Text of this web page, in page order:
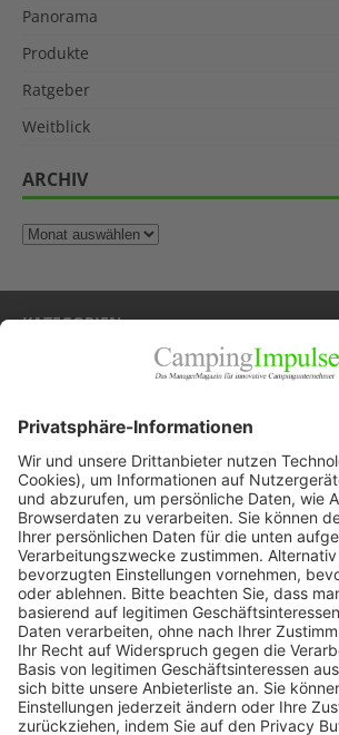
Panorama
Produkte
Ratgeber
Weitblick
ARCHIV
KATEGORIEN
Panorama
Produkte
Ratgeber
Weitblick
WEITERES AUS DEM VERLAG